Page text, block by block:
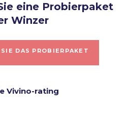
eine Probierpaket
Winzer
DAS PROBIERPAKET
Vivino-rating